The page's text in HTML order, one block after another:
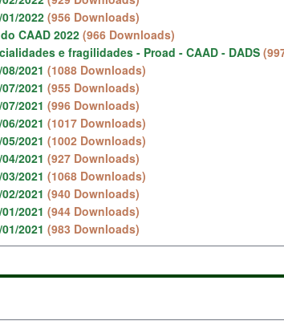
2022 (956 Downloads)
CAAD 2022 (966 Downloads)
e fragilidades - Proad - CAAD - DADS
2021 (1088 Downloads)
2021 (955 Downloads)
2021 (996 Downloads)
2021 (1017 Downloads)
2021 (1002 Downloads)
2021 (927 Downloads)
2021 (1068 Downloads)
2021 (940 Downloads)
2021 (944 Downloads)
2021 (983 Downloads)